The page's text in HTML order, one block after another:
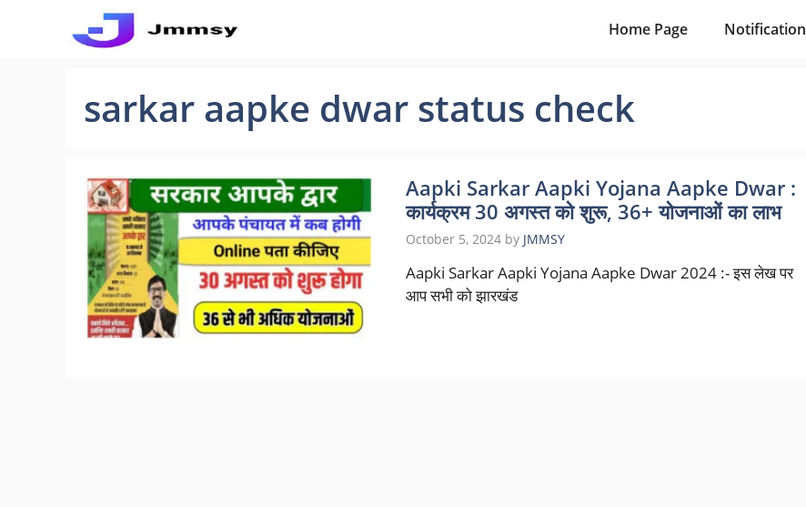
Home Page Notification
sarkar aapke dwar status check
Aapki Sarkar Aapki Yojana Aapke Dwar :
कार्यक्रम 30 अगस्त को शुरू, 36+ योजनाओं का लाभ
October 5, 2024 by JMMSY
Aapki Sarkar Aapki Yojana Aapke Dwar 2024 :- इस लेख पर
आप सभी को झारखंड